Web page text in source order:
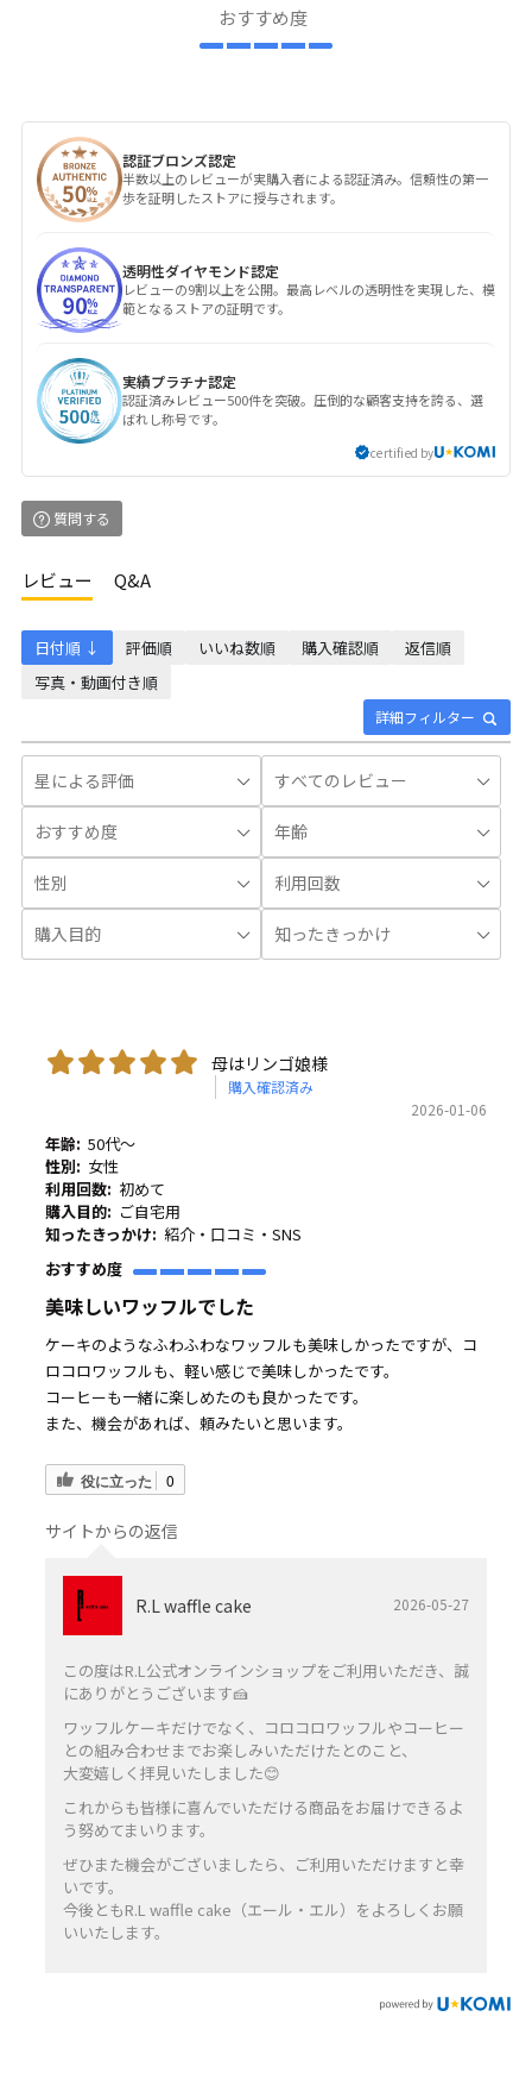
おすすめ度
認証ブロンズ認定
半数以上のレビューが実購入者による認証済み。信頼性の第一
歩を証明したストアに授与されます。
透明性ダイヤモンド認定
レビューの9割以上を公開。最高レベルの透明性を実現した、模
範となるストアの証明です。
実績プラチナ認定
認証済みレビュー500件を突破。圧倒的な顧客支持を誇る、選
ばれし称号です。
certified by
質問する
レビュー Q&A
詳細フィルター
日付順 ↓ 評価順 いいね数順 購入確認順
返信順
写真・動画付き順
母はリンゴ娘様
購入確認済み
2026-01-06
年齢: 50代～
性別: 女性
利用回数: 初めて
購入目的: ご自宅用
知ったきっかけ: 紹介・口コミ・SNS
おすすめ度
美味しいワッフルでした
ケーキのようなふわふわなワッフルも美味しかったですが、コ
ロコロワッフルも、軽い感じで美味しかったです。
コーヒーも一緒に楽しめたのも良かったです。
また、機会があれば、頼みたいと思います。
役に立った 0
サイトからの返信
R.L waffle cake 2026-05-27
この度はR.L公式オンラインショップをご利用いただき、誠
にありがとうございます🍰
ワッフルケーキだけでなく、コロコロワッフルやコーヒー
との組み合わせまでお楽しみいただけたとのこと、
大変嬉しく拝見いたしました😊
これからも皆様に喜んでいただける商品をお届けできるよ
う努めてまいります。
ぜひまた機会がございましたら、ご利用いただけますと幸
いです。
今後ともR.L waffle cake（エール・エル）をよろしくお願
いいたします。